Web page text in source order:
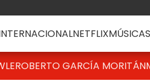
NETFLIXMÚSICA
ROBERTO GARCÍA MORITÁN